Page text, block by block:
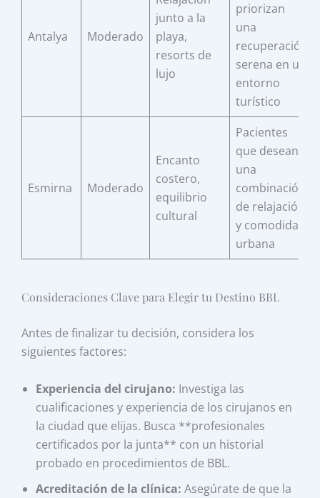
Antalya Moderado
junto a la
playa,
resorts de
lujo
priorizan
una
recuperación
serena en un
entorno
turístico
Esmirna Moderado
Encanto
costero,
equilibrio
cultural
Pacientes
que desean
una
combinación
de relajación
y comodidad
urbana
Consideraciones Clave para Elegir tu Destino BBL
Antes de finalizar tu decisión, considera los
siguientes factores:
Experiencia del cirujano: Investiga las
cualificaciones y experiencia de los cirujanos en
la ciudad que elijas. Busca **profesionales
certificados por la junta** con un historial
probado en procedimientos de BBL.
Acreditación de la clínica: Asegúrate de que la